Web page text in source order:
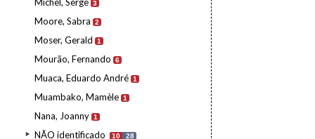
3
Moore, Sabra 2
Moser, Gerald 1
Mourão, Fernando 6
Muaca, Eduardo André 1
Muambako, Mamèle 1
Nana, Joanny 1
NÃO identificado 10 28